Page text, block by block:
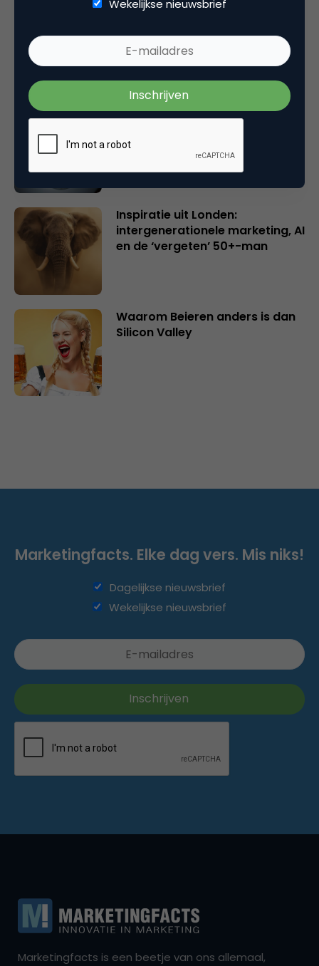
Rebel with or without a cause?
en merkeigenaren
Creatieve sector als aanjager
verbinder van industrieën
belangrijker en urgenter dan
ooit
Inspiratie uit Londen:
intergenerationele marketing, AI
en de ‘vergeten’ 50+-man
Waarom Beieren anders is dan
Silicon Valley
Wekelijkse nieuwsbrief
Marketingfacts. Elke dag vers. Mis niks!
Dagelijkse nieuwsbrief
Wekelijkse nieuwsbrief
Marketingfacts is een beetje van ons allemaal,